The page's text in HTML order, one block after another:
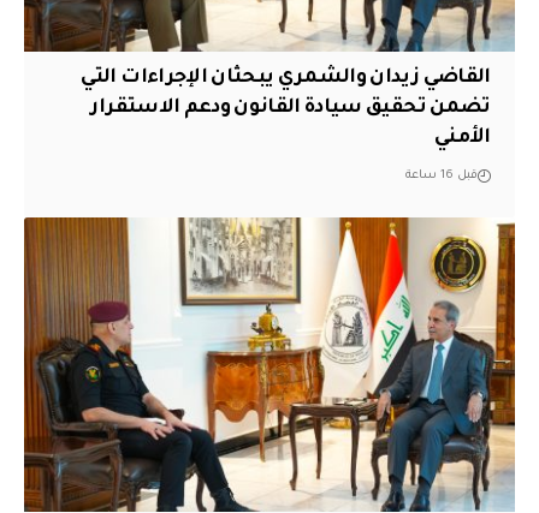
القاضي زيدان والشمري يبحثان الإجراءات التي
تضمن تحقيق سيادة القانون ودعم الاستقرار
الأمني
قبل 16 ساعة